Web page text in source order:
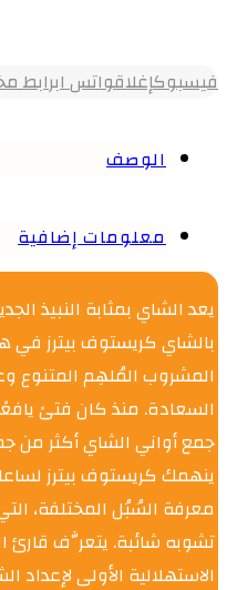
فيسبوكإغلاقواتس ابرابط
الوصف
معلومات إضافية
يعد الشاي بمثابة النبيذ
بالشاي كريستوف بيترز في
المشروب المُلهِم المتنوع
السعادة. منذ كان فتىً
جمع أواني الشاي أكثر من
ينهمك كريستوف بيترز
معرفة السُبُل المختلفة،
تشوبه شائبة. يتعرَّف
الاستهلالية الأولى لإعداد